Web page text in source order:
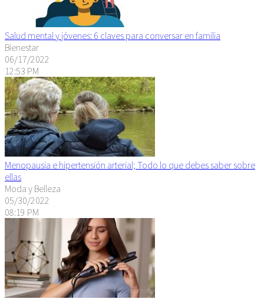
Salud mental y jóvenes: 6 claves para conversar en familia
Bienestar
06/17/2022
12:53 PM
Menopausia e hipertensión arterial; Todo lo que debes saber sobre
ellas
Moda y Belleza
05/30/2022
08:19 PM